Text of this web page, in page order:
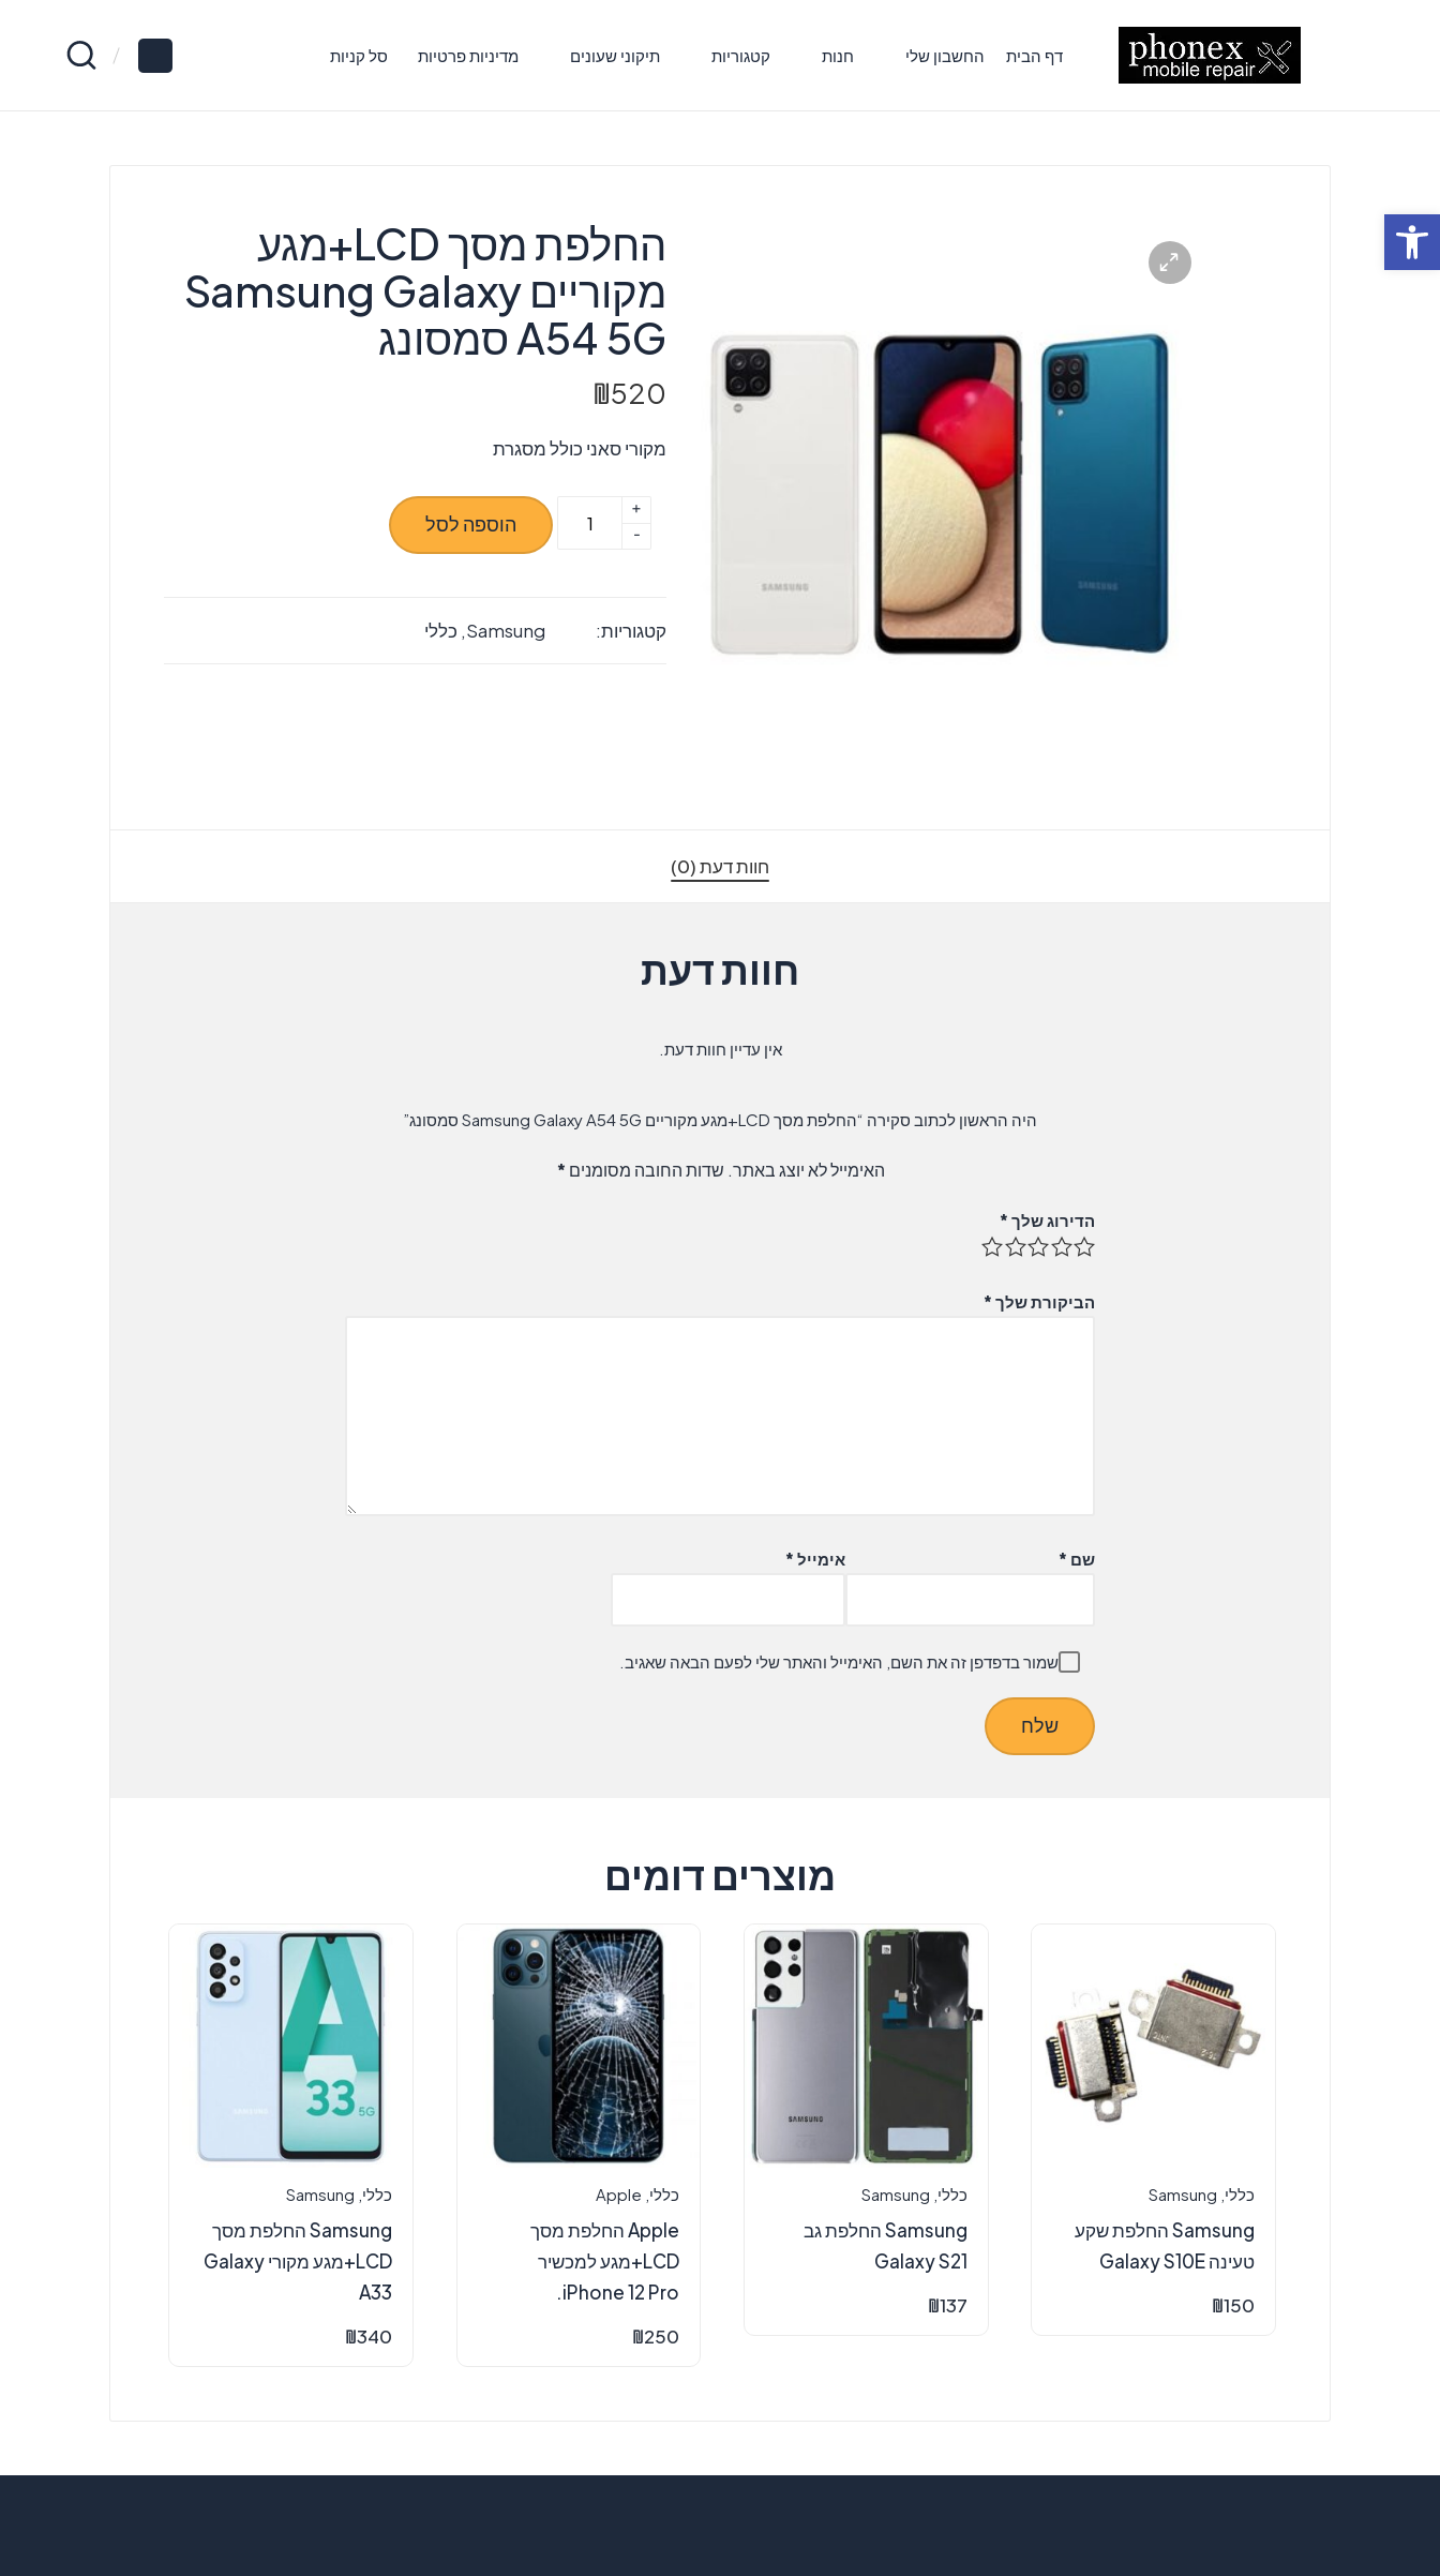
פתח סרגל נגישות
דף הבית החשבון שלי חנות קטגוריות תיקוני שעונים מדיניות פרטיות סל קניות
החלפת מסך LCD+מגע
מקוריים Samsung Galaxy
A54 5G סמסונג
₪520
מקורי סאני כולל מסגרת
LCD+מגע
-
+
הוספה לסל
קטגוריות: Samsung
, כללי
חוות דעת (0)
חוות דעת
אין עדיין חוות דעת.
היה הראשון לכתוב סקירה “החלפת מסך LCD+מגע מקוריים Samsung Galaxy A54 5G סמסונג”
האימייל לא יוצג באתר. שדות החובה מסומנים *
הדירוג שלך *
הביקורת שלך *
שם * אימייל *
שמור בדפדפן זה את השם, האימייל והאתר שלי לפעם הבאה שאגיב.
מוצרים דומים
כללי Samsung
Samsung החלפת שקע
טעינה Galaxy S10E
₪150
כללי Samsung
Samsung החלפת גב
Galaxy S21
₪137
כללי Apple
Apple החלפת מסך
LCD+מגע למכשיר
iPhone 12 Pro.
₪250
כללי Samsung
Samsung החלפת מסך
LCD+מגע מקורי Galaxy
A33
₪340